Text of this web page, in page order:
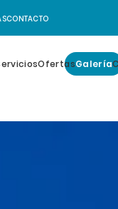
CONTACTO
OfertasGalería